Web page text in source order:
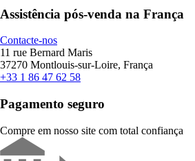
Assistência pós-venda na França
Contacte-nos
11 rue Bernard Maris
37270 Montlouis-sur-Loire, França
+33 1 86 47 62 58
Pagamento seguro
Compre em nosso site com total confiança